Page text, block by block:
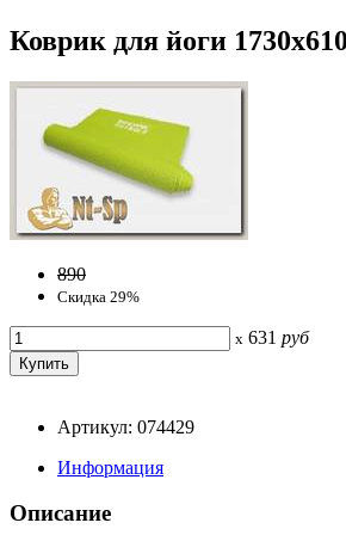
Коврик для йоги
890
Скидка 29%
x 631 руб
Артикул: 074429
Информация
Описание